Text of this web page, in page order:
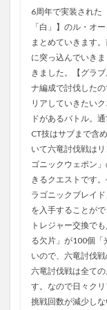
6周年で実装された
「白」】のル・オ
まとめていきます
に突っ込んでいき
きました。【グラ
ナ編成で討伐した
リアしていきたい
ドがあるバトル。
CT技はサブまで含
いて六竜討伐戦は
ゴニックウェポン
きるクエストです
ラゴニックブレイ
を入手することが
トレジャー交換で
る欠片」が100個「
いので、六竜討伐
六竜討伐戦は全て
す。なので日々ク
挑戦回数が減少し